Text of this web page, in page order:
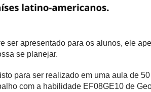
ser apresentado para os alunos, ele
se planejar.
para ser realizado em uma aula de
com a habilidade EF08GE10 de